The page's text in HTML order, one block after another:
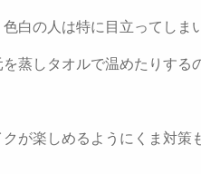
白の人は特に目立ってしま
蒸しタオルで温めたりする
が楽しめるようにくま対策